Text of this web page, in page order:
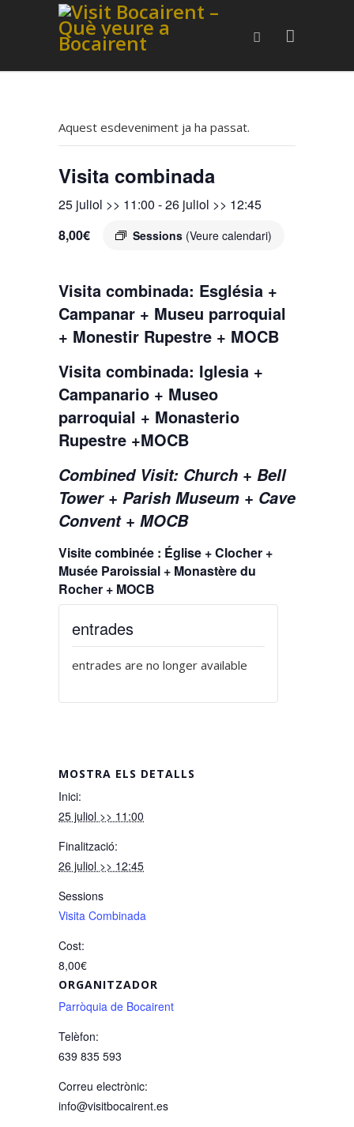
Aquest esdeveniment ja ha passat.
Visita combinada
25 juliol >> 11:00 -26 juliol >> 12:45
Sessions (Veure calendari)
8,00€
Visita combinada: Església +
Campanar + Museu parroquial
+ Monestir Rupestre + MOCB
Visita combinada: Iglesia +
Campanario + Museo
parroquial + Monasterio
Rupestre +MOCB
Combined Visit: Church + Bell
Tower + Parish Museum + Cave
Convent + MOCB
Visite combinée : Église + Clocher +
Musée Paroissial + Monastère du
Rocher + MOCB
MOSTRA ELS DETALLS
Inici:
25 juliol >> 11:00
Finalització:
26 juliol >> 12:45
Sessions
Visita Combinada
Cost:
8,00€
ORGANITZADOR
Parròquia de Bocairent
Telèfon:
639 835 593
Correu electrònic:
info@visitbocairent.es
entrades
entrades are no longer available